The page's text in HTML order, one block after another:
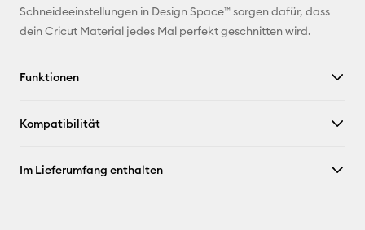
Schneideeinstellungen in Design Space™ sorgen dafür, dass
dein Cricut Material jedes Mal perfekt geschnitten wird.
Funktionen
Kompatibilität
Im Lieferumfang enthalten